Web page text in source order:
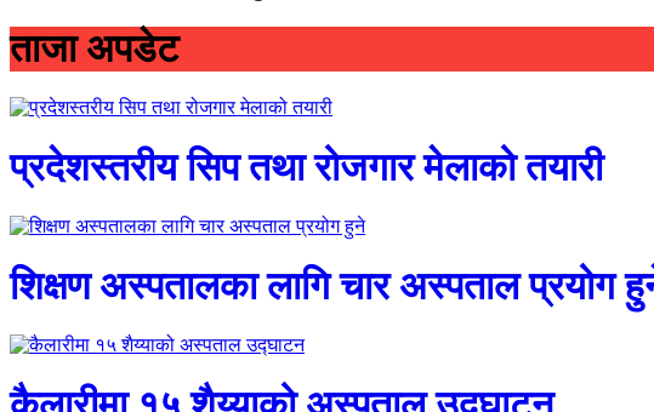
ताजा अपडेट
प्रदेशस्तरीय सिप तथा रोजगार मेलाको तयारी
शिक्षण अस्पतालका लागि चार अस्पताल प्रयोग